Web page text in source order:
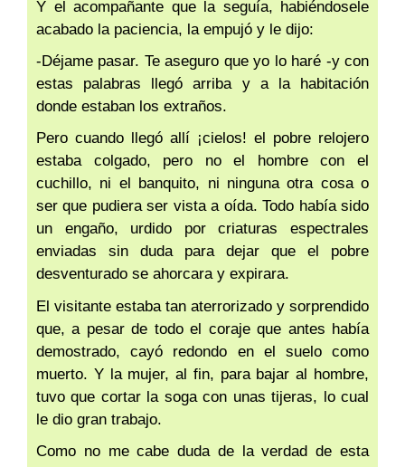
Y el acompañante que la seguía, habiéndosele
acabado la paciencia, la empujó y le dijo:
-Déjame pasar. Te aseguro que yo lo haré -y con
estas palabras llegó arriba y a la habitación
donde estaban los extraños.
Pero cuando llegó allí ¡cielos! el pobre relojero
estaba colgado, pero no el hombre con el
cuchillo, ni el banquito, ni ninguna otra cosa o
ser que pudiera ser vista a oída. Todo había sido
un engaño, urdido por criaturas espectrales
enviadas sin duda para dejar que el pobre
desventurado se ahorcara y expirara.
El visitante estaba tan aterrorizado y sorprendido
que, a pesar de todo el coraje que antes había
demostrado, cayó redondo en el suelo como
muerto. Y la mujer, al fin, para bajar al hombre,
tuvo que cortar la soga con unas tijeras, lo cual
le dio gran trabajo.
Como no me cabe duda de la verdad de esta